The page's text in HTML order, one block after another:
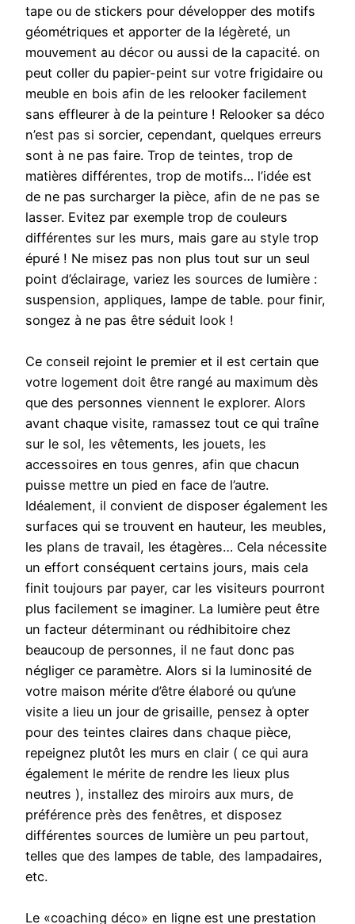
tape ou de stickers pour développer des motifs
géométriques et apporter de la légèreté, un
mouvement au décor ou aussi de la capacité. on
peut coller du papier-peint sur votre frigidaire ou
meuble en bois afin de les relooker facilement
sans effleurer à de la peinture ! Relooker sa déco
n’est pas si sorcier, cependant, quelques erreurs
sont à ne pas faire. Trop de teintes, trop de
matières différentes, trop de motifs… l’idée est
de ne pas surcharger la pièce, afin de ne pas se
lasser. Evitez par exemple trop de couleurs
différentes sur les murs, mais gare au style trop
épuré ! Ne misez pas non plus tout sur un seul
point d’éclairage, variez les sources de lumière :
suspension, appliques, lampe de table. pour finir,
songez à ne pas être séduit look !
Ce conseil rejoint le premier et il est certain que
votre logement doit être rangé au maximum dès
que des personnes viennent le explorer. Alors
avant chaque visite, ramassez tout ce qui traîne
sur le sol, les vêtements, les jouets, les
accessoires en tous genres, afin que chacun
puisse mettre un pied en face de l’autre.
Idéalement, il convient de disposer également les
surfaces qui se trouvent en hauteur, les meubles,
les plans de travail, les étagères… Cela nécessite
un effort conséquent certains jours, mais cela
finit toujours par payer, car les visiteurs pourront
plus facilement se imaginer. La lumière peut être
un facteur déterminant ou rédhibitoire chez
beaucoup de personnes, il ne faut donc pas
négliger ce paramètre. Alors si la luminosité de
votre maison mérite d’être élaboré ou qu’une
visite a lieu un jour de grisaille, pensez à opter
pour des teintes claires dans chaque pièce,
repeignez plutôt les murs en clair ( ce qui aura
également le mérite de rendre les lieux plus
neutres ), installez des miroirs aux murs, de
préférence près des fenêtres, et disposez
différentes sources de lumière un peu partout,
telles que des lampes de table, des lampadaires,
etc.
Le «coaching déco» en ligne est une prestation